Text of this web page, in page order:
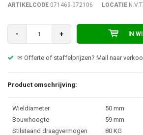
ARTIKELCODE 071469-072106 LOCATIE N.V.T.
- + IN
✉ Offerte of staffelprijzen? Mail naar
Product omschrijving:
Wieldiameter
50 mm
Bouwhoogte
59 mm
Stilstaand draagvermogen
80 KG